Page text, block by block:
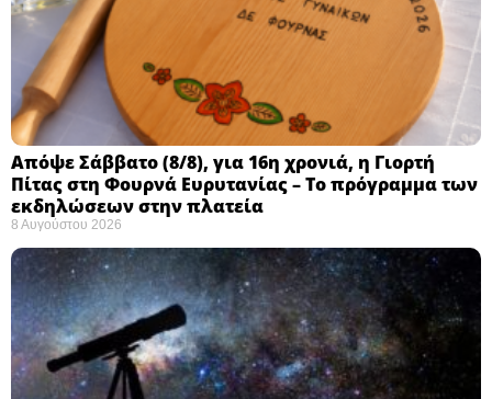
Απόψε Σάββατο (8/8), για 16η χρονιά, η Γιορτή
Πίτας στη Φουρνά Ευρυτανίας – Το πρόγραμμα των
εκδηλώσεων στην πλατεία
8 Αυγούστου 2026